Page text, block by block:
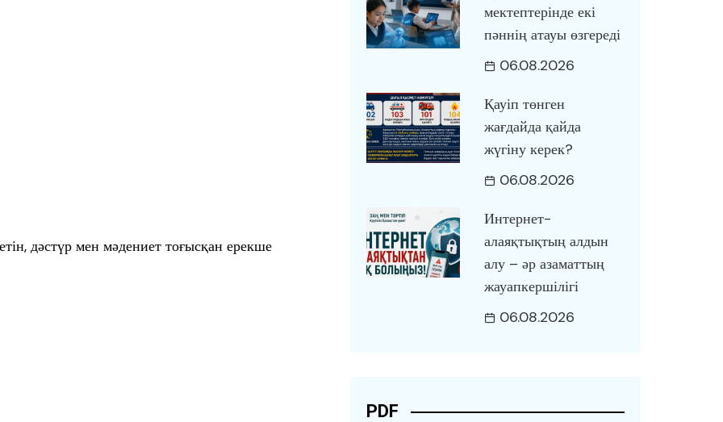
дәстүр мен мәдениет тоғысқан ерекше
мектептерінде екі
пәннің атауы өзгереді
06.08.2026
Қауіп төнген
жағдайда қайда
жүгіну керек?
06.08.2026
Интернет-
алаяқтықтың алдын
алу – әр азаматтың
жауапкершілігі
06.08.2026
PDF